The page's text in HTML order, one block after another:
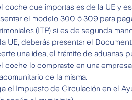
coche que importas es de la UE y
el modelo 300 ó 309 para
(ITP) si es de segunda
UE, deberás presentar el
una idea, el trámite de aduanas
coche lo compraste en una
de la misma.
el Impuesto de Circulación en el